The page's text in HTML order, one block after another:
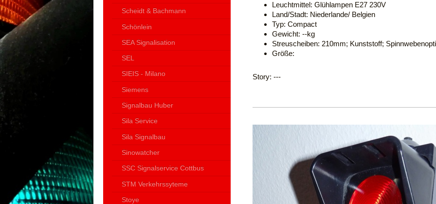
Leuchtmittel: Glühlampen E27 230V
Land/Stadt: Niederlande/ Belgien
Typ: Compact
Gewicht: --kg
Streuscheiben: 210mm; Kunststoff;
Größe:
Story: ---
Scheidt & Bachmann
Schönlein
SEA Signalisation
SEL
SIEIS - Milano
Siemens
Signalbau Huber
Sila Service
Sila Signalbau
Sinowatcher
SSC Signalservice Cottbus
STM Verkehrssyteme
Stoye